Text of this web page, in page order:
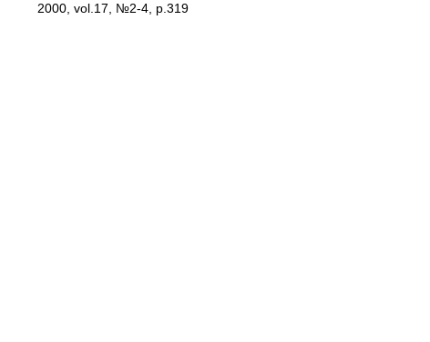
2000, vol.17, №2-4, p.319